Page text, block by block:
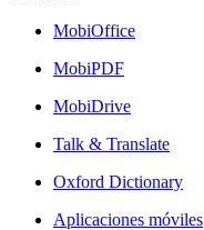
MobiOffice
MobiPDF
MobiDrive
Talk & Translate
Oxford Dictionary
Aplicaciones móviles